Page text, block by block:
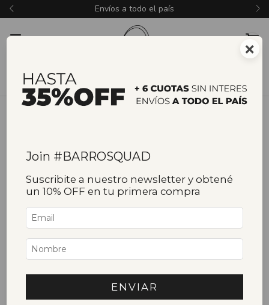
Envíos a todo el país
×
Join #BARROSQUAD
Suscribite a nuestro newsletter y obtené
un 10% OFF en tu primera compra
ENVIAR